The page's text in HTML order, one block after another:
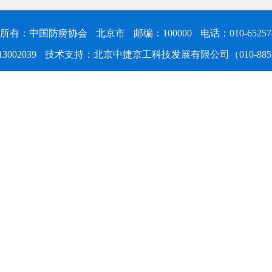
有：中国防痨协会 北京市 邮编：100000 电话：010-
技术支持：北京中捷京工科技发展有限公司（010-